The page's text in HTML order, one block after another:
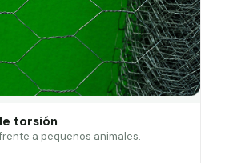
torsión
a pequeños animales.